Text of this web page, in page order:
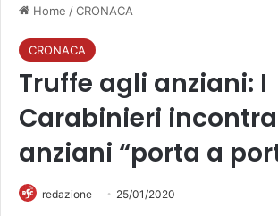
Home /CRONACA
CRONACA
Truffe agli anziani: I
Carabinieri
anziani “porta a
redazione 25/01/2020